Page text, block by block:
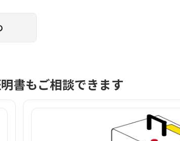
書もご相談できます